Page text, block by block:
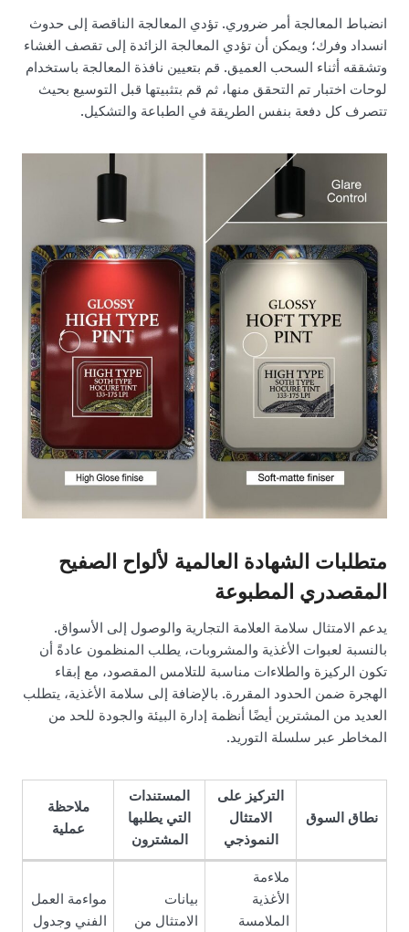
انضباط المعالجة أمر ضروري. تؤدي المعالجة الناقصة إلى حدوث
انسداد وفرك؛ ويمكن أن تؤدي المعالجة الزائدة إلى تقصف الغشاء
وتشققه أثناء السحب العميق. قم بتعيين نافذة المعالجة باستخدام
لوحات اختبار تم التحقق منها، ثم قم بتثبيتها قبل التوسيع بحيث
تتصرف كل دفعة بنفس الطريقة في الطباعة والتشكيل.
متطلبات الشهادة العالمية لألواح الصفيح
المقصدري المطبوعة
يدعم الامتثال سلامة العلامة التجارية والوصول إلى الأسواق.
بالنسبة لعبوات الأغذية والمشروبات، يطلب المنظمون عادةً أن
تكون الركيزة والطلاءات مناسبة للتلامس المقصود، مع إبقاء
الهجرة ضمن الحدود المقررة. بالإضافة إلى سلامة الأغذية، يتطلب
العديد من المشترين أيضًا أنظمة إدارة البيئة والجودة للحد من
المخاطر عبر سلسلة التوريد.
نطاق السوق
التركيز على
الامتثال
النموذجي
المستندات
التي يطلبها
المشترون
ملاحظة
عملية
ملاءمة
الأغذية
الملامسة
بيانات
الامتثال من
مواءمة العمل
الفني وجدول